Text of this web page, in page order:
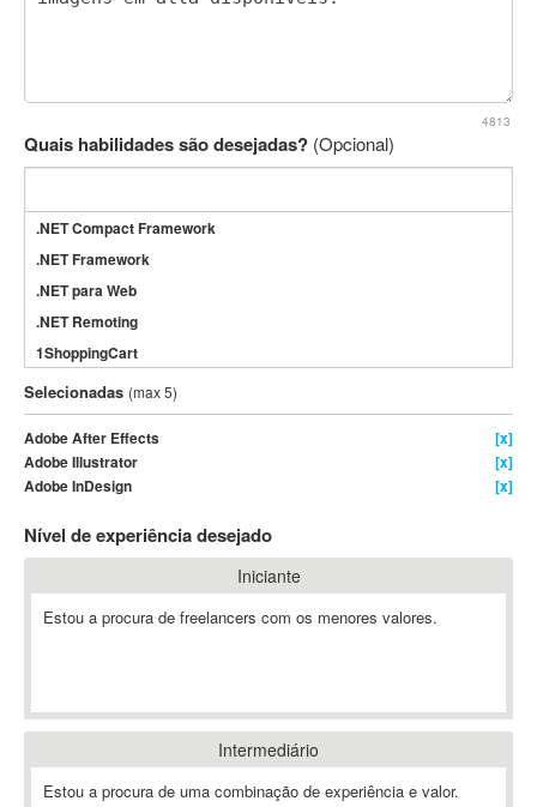
4813
Quais habilidades são desejadas? (Opcional)
.NET Compact Framework
.NET Framework
.NET para Web
.NET Remoting
1ShoppingCart
3DS Max
3GSM
4D Dimension
802.11
A-GPS
ABBYY FineReader
AbleCommerce
Selecionadas (max 5)
Adobe After Effects
[x]
Adobe Illustrator
[x]
Adobe InDesign
[x]
Nível de experiência desejado
Iniciante
Estou a procura de freelancers com os menores valores.
Intermediário
Estou a procura de uma combinação de experiência e valor.